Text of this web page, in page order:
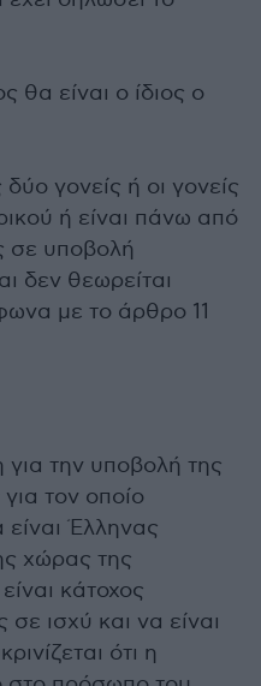
θα είναι ο ίδιος ο
γονείς ή οι γονείς
ή είναι πάνω από
σε υποβολή
δεν θεωρείται
με το άρθρο 11
την υποβολή της
τον οποίο
είναι Έλληνας
χώρας της
κάτοχος
ισχύ και να είναι
ότι η